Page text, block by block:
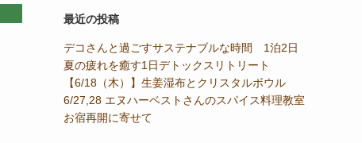
最近の投稿
デコさんと過ごすサステナブルな時間 1泊2日
夏の疲れを癒す1日デトックスリトリート
【6/18（木）】生姜湿布とクリスタルボウル
6/27,28 エヌハーベストさんのスパイス料理教室
お宿再開に寄せて